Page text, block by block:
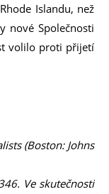
Islandu, než
nové Společnosti
volilo proti přijetí
(Boston: Johns
Ve skutečnosti